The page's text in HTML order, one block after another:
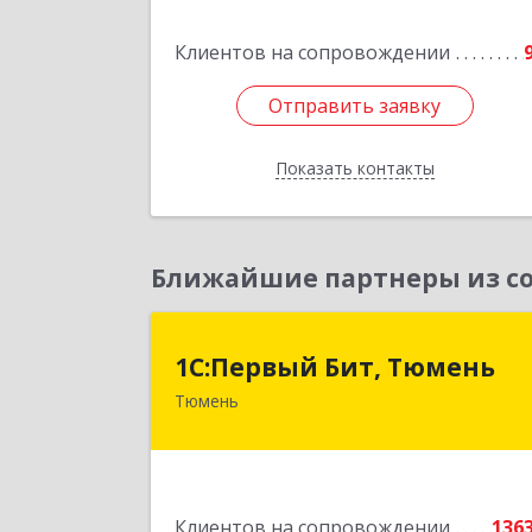
Клиентов на сопровождении
Отправить заявку
Показать контакты
Подробнее
Ближайшие партнеры из
1С:Первый Бит, Тюмень
Тюмень
1С:Первый Бит, Тюмень
625000, Тюменская обл, Тюмень г,